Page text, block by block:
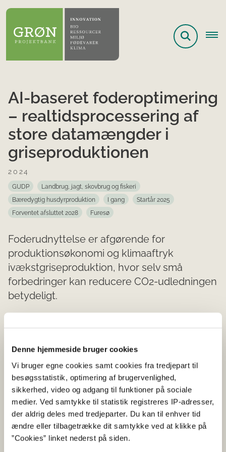
Denne hjemmeside bruger cookies
Vi bruger egne cookies samt cookies fra tredjepart til
besøgsstatistik, optimering af brugervenlighed,
sikkerhed, video og adgang til funktioner på sociale
medier. Ved samtykke til statistik registreres IP-adresser,
der aldrig deles med tredjeparter. Du kan til enhver tid
ændre eller tilbagetrække dit samtykke ved at klikke på
”Cookies” linket nederst på siden.
AI-baseret foderoptimering
– realtidsprocessering af
store datamængder i
griseproduktionen
2024
GUDP
Landbrug, jagt, skovbrug og fiskeri
Bæredygtig husdyrproduktion
I gang
Startår 2025
Forventet afsluttet 2028
Furesø
Foderudnyttelse er afgørende for
produktionsøkonomi og klimaaftryk
ivækstgriseproduktion, hvor selv små
forbedringer kan reducere CO2-udledningen
betydeligt.
svært at holde trit med den hurtige genetiske udvikling.
Derfor er der et stort potentiale i at anvende avancerede
AI-teknologier på et stort antal besætninger til dynamisk
foderoptimering, som kan sikre både økonomisk
effektivitet og bæredygtighed i griseproduktionen.
Projektets mål er at udvikle et avanceret AI-baseret
system, der kan udnytte data på tværs af
produktionsbesætninger i ét stort dynamisk
foderforsøg, og løbende optimere foderstrategier til